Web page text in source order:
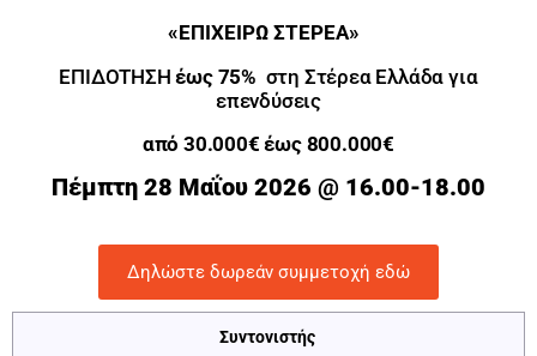
«ΕΠΙΧΕΙΡΩ ΣΤΕΡΕΑ»
ΕΠΙΔΟΤΗΣΗέως 75% στη Στέρεα Ελλάδα για
επενδύσεις
από 30.000€ έως 800.000€
Πέμπτη 28 Μαΐου 2026 @ 16.00-18.00
Δηλώστε δωρεάν συμμετοχή εδώ
Συντονιστής